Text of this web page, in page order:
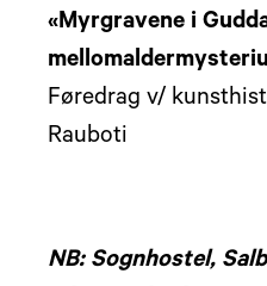
«Myrgravene i
Føredrag v/
Rauboti
NB: Sognhostel,